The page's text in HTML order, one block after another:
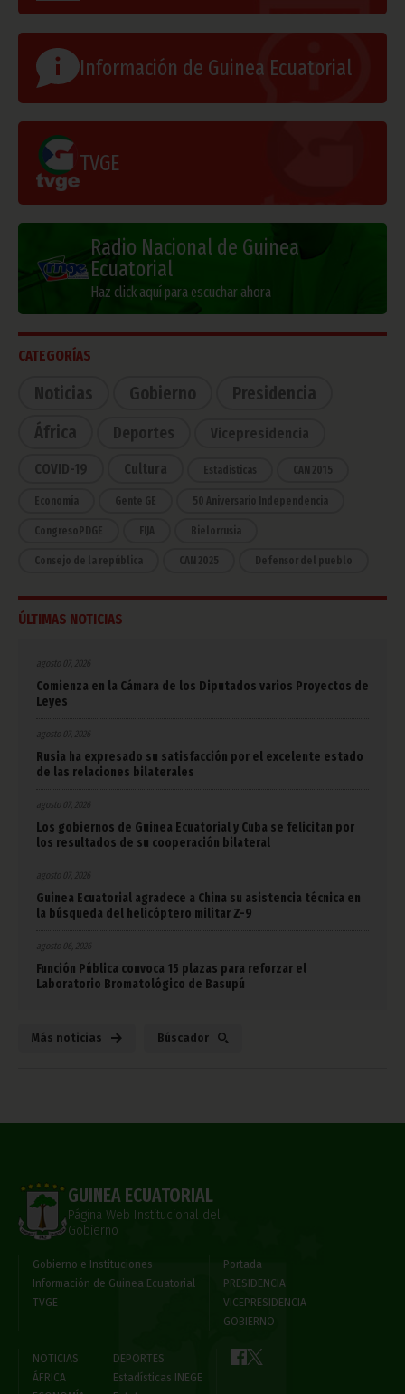
Información de Guinea Ecuatorial
TVGE
Radio Nacional de Guinea
Ecuatorial
Haz click aquí para escuchar ahora
CATEGORÍAS
Noticias Gobierno
Presidencia
África
Deportes Vicepresidencia
COVID-19 Cultura Estadísticas CAN 2015
Economía Gente GE 50 Aniversario Independencia
CongresoPDGE FIJA Bielorrusia
Consejo de la república CAN 2025 Defensor del pueblo
ÚLTIMAS NOTICIAS
agosto 07, 2026
Comienza en la Cámara de los Diputados varios Proyectos de
Leyes
agosto 07, 2026
Rusia ha expresado su satisfacción por el excelente estado
de las relaciones bilaterales
agosto 07, 2026
Los gobiernos de Guinea Ecuatorial y Cuba se felicitan por
los resultados de su cooperación bilateral
agosto 07, 2026
Guinea Ecuatorial agradece a China su asistencia técnica en
la búsqueda del helicóptero militar Z-9
agosto 06, 2026
Función Pública convoca 15 plazas para reforzar el
Laboratorio Bromatológico de Basupú
Más noticias Búscador
GUINEA ECUATORIAL
Página Web Institucional del
Gobierno
Gobierno e Instituciones
Información de Guinea Ecuatorial
TVGE
Portada
PRESIDENCIA
VICEPRESIDENCIA
GOBIERNO
NOTICIAS
ÁFRICA
DEPORTES
Estadísticas INEGE